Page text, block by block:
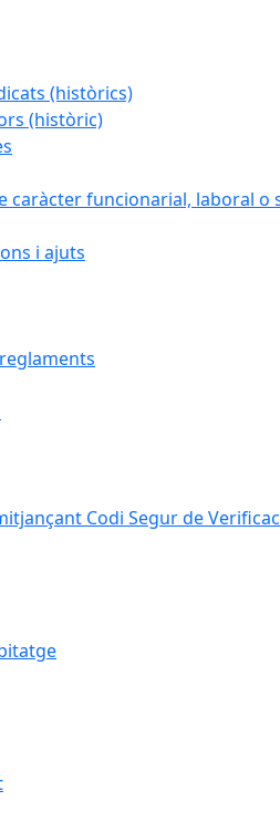
(històrics)
(històric)
caràcter funcionarial, laboral o
i ajuts
Codi Segur de